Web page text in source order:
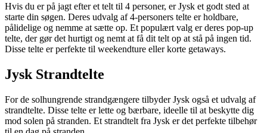
Hvis du er på jagt efter et telt til 4 personer, er Jysk et godt sted at
starte din søgen. Deres udvalg af 4-personers telte er holdbare,
pålidelige og nemme at sætte op. Et populært valg er deres pop-up
telte, der gør det hurtigt og nemt at få dit telt op at stå på ingen tid.
Disse telte er perfekte til weekendture eller korte getaways.
Jysk Strandtelte
For de solhungrende strandgængere tilbyder Jysk også et udvalg af
strandtelte. Disse telte er lette og bærbare, ideelle til at beskytte dig
mod solen på stranden. Et strandtelt fra Jysk er det perfekte tilbehør